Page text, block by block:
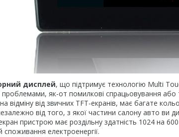
дисплей, що підтримує технологію Multi
проблемами, як-от помилкові спрацьовування або
від звичних TFT-екранів, має багате
від того, з якої частини салону авто ви
пристрою має роздільну здатність 1024 на
електроенергії.